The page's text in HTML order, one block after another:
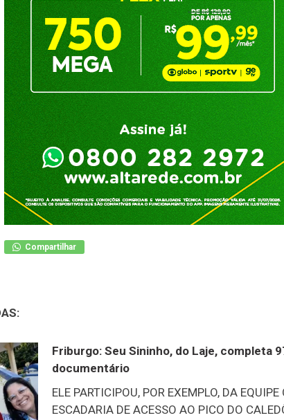
Compartilhar
Friburgo: Seu Sininho, do Laje, completa
documentário
ELE PARTICIPOU, POR EXEMPLO, DA
ESCADARIA DE ACESSO AO PICO DO